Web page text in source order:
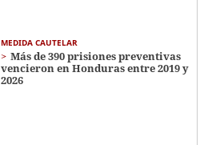
MEDIDA CAUTELAR
Más de 390 prisiones preventivas
vencieron en Honduras entre 2019 y
2026